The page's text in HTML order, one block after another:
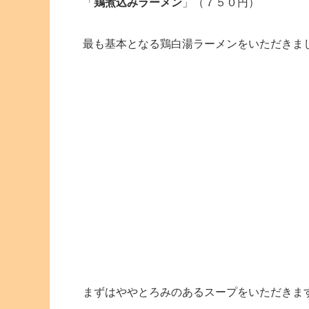
最も基本となる鶏白湯ラーメンをいただきま
まずはややとろみのあるスープをいただきま